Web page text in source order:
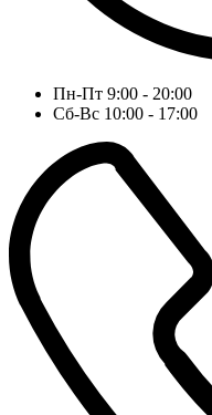
Пн-Пт 9:00 - 20:00
Сб-Вс 10:00 - 17:00